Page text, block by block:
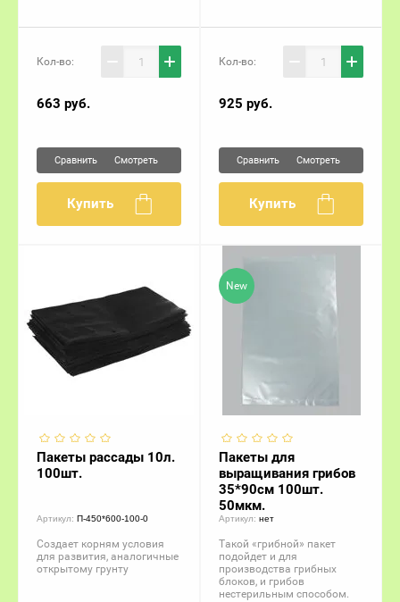
Кол-во:
663 руб.
Сравнить Смотреть
Купить
Кол-во:
925 руб.
Сравнить Смотреть
Купить
Пакеты рассады 10л.
100шт.
Артикул: П-450*600-100-0
Создает корням условия
для развития, аналогичные
открытому грунту
New
Пакеты для
выращивания грибов
35*90см 100шт.
50мкм.
Артикул: нет
Такой «грибной» пакет
подойдет и для
производства грибных
блоков, и грибов
нестерильным способом.